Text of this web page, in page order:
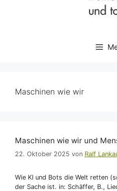
Maschinen wie wir
Maschinen wie wir und
22. Oktober 2025 von Ralf
Wie KI und Bots die Welt retten
der Sache ist. in: Schäffer, B.,